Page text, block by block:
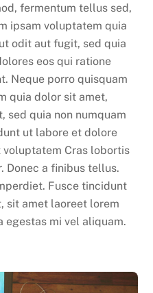
fermentum tellus sed,
ipsam voluptatem quia
odit aut fugit, sed quia
eos qui ratione
Neque porro quisquam
quia dolor sit amet,
sed quia non numquam
ut labore et dolore
Cras lobortis
Donec a finibus tellus.
Fusce tincidunt
sit amet laoreet lorem
egestas mi vel aliquam.